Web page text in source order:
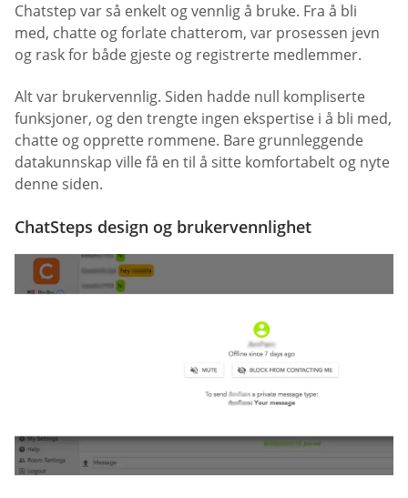
Chatstep var så enkelt og vennlig å bruke. Fra å bli
med, chatte og forlate chatterom, var prosessen jevn
og rask for både gjeste og registrerte medlemmer.
Alt var brukervennlig. Siden hadde null kompliserte
funksjoner, og den trengte ingen ekspertise i å bli med,
chatte og opprette rommene. Bare grunnleggende
datakunnskap ville få en til å sitte komfortabelt og nyte
denne siden.
ChatSteps design og brukervennlighet